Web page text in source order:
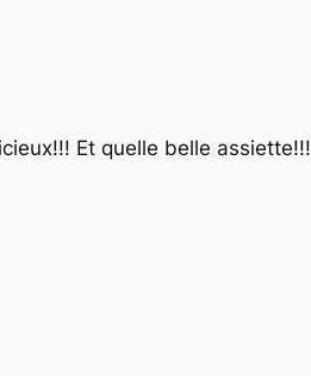
Et quelle belle assiette!!!